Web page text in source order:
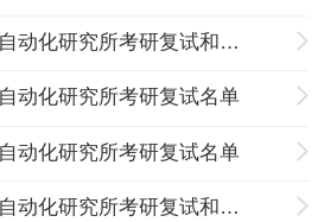
2016年北京机械工业自动化研究所考研复试和录取办法
动化研究所考研复试名单
动化研究所考研复试名单
2015年北京机械工业自动化研究所考研复试和录取方案